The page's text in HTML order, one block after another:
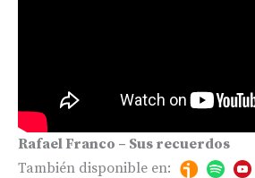
Rafael Franco – Sus recuerdos
También disponible en: